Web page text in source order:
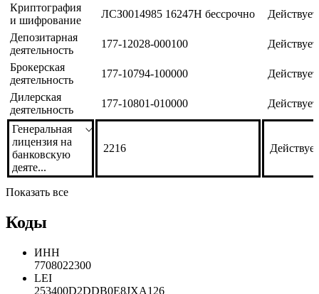
лицензируемой
деятельности
Номер лицензии
лицензии
Криптография
и шифрование
Депозитарная
деятельность
Брокерская
деятельность
177-10794-100000
Действует
Дилерская
деятельность
177-10801-010000 Действует
Генеральная
лицензия на
деяте...
Коды